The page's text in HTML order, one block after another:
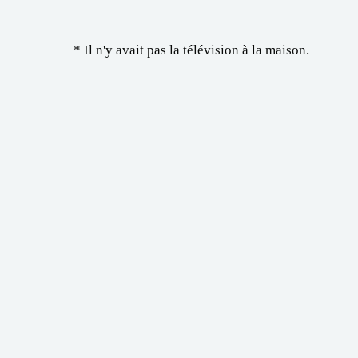
* Il n'y avait pas la télévision à la maison.